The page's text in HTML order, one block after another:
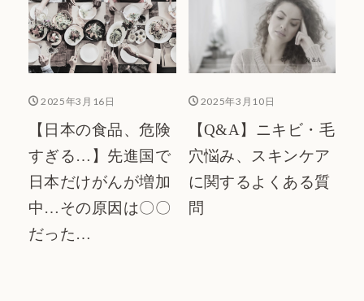
2025年3月16日
【日本の食品、危険
すぎる…】先進国で
日本だけがんが増加
中…その原因は〇〇
だった…
2025年3月10日
【Q&A】ニキビ・毛
穴悩み、スキンケア
に関するよくある質
問